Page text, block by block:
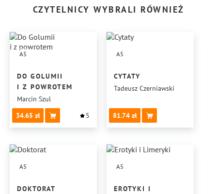
CZYTELNICY WYBRALI RÓWNIEŻ
A5
DO GOLUMII
I Z POWROTEM
Marcin Szul
34.65
5
A5
CYTATY
Tadeusz Czerniawski
81.74
A5
DOKTORAT
A5
EROTYKI I